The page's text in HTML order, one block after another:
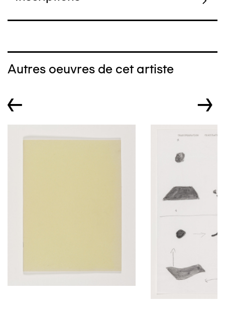
Autres oeuvres de cet artiste
← →